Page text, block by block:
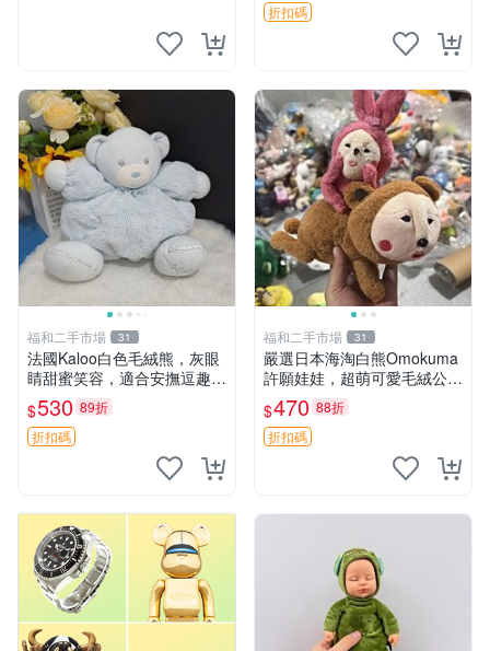
抓rary 搖鈴
折扣碼
福和二手市場 31
法國Kaloo白色毛絨熊，灰眼
睛甜蜜笑容，適合安撫逗趣可
愛，柔軟面料手感佳。14 白
色安撫熊 毛絨玩具 寶寶逗樂
具
$530 89折
折扣碼
福和二手市場 31
嚴選日本海淘白熊Omokuma
許願娃娃，超萌可愛毛絨公仔
推薦收藏 白熊 Omokuma 毛
絨玩具 偽裝娃娃 玩具擺飾
$470 88折
折扣碼